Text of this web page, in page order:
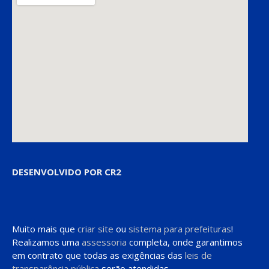
DESENVOLVIDO POR CR2
Muito mais que criar site ou sistema para prefeituras!
Realizamos uma assessoria completa, onde garantimos
em contrato que todas as exigências das leis de